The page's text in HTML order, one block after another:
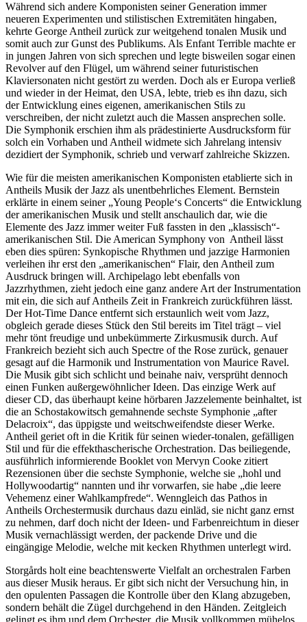
Während sich andere Komponisten seiner Generation immer
neueren Experimenten und stilistischen Extremitäten hingaben,
kehrte George Antheil zurück zur weitgehend tonalen Musik und
somit auch zur Gunst des Publikums. Als Enfant Terrible machte er
in jungen Jahren von sich sprechen und legte bisweilen sogar einen
Revolver auf den Flügel, um während seiner futuristischen
Klaviersonaten nicht gestört zu werden. Doch als er Europa verließ
und wieder in der Heimat, den USA, lebte, trieb es ihn dazu, sich
der Entwicklung eines eigenen, amerikanischen Stils zu
verschreiben, der nicht zuletzt auch die Massen ansprechen solle.
Die Symphonik erschien ihm als prädestinierte Ausdrucksform für
solch ein Vorhaben und Antheil widmete sich Jahrelang intensiv
dezidiert der Symphonik, schrieb und verwarf zahlreiche Skizzen.
Wie für die meisten amerikanischen Komponisten etablierte sich in
Antheils Musik der Jazz als unentbehrliches Element. Bernstein
erklärte in einem seiner „Young People‘s Concerts“ die Entwicklung
der amerikanischen Musik und stellt anschaulich dar, wie die
Elemente des Jazz immer weiter Fuß fassten in den „klassisch“-
amerikanischen Stil. Die American Symphony von Antheil lässt
eben dies spüren: Synkopische Rhythmen und jazzige Harmonien
verleihen ihr erst den „amerikanischen“ Flair, den Antheil zum
Ausdruck bringen will. Archipelago lebt ebenfalls von
Jazzrhythmen, zieht jedoch eine ganz andere Art der Instrumentation
mit ein, die sich auf Antheils Zeit in Frankreich zurückführen lässt.
Der Hot-Time Dance entfernt sich erstaunlich weit vom Jazz,
obgleich gerade dieses Stück den Stil bereits im Titel trägt – viel
mehr tönt freudige und unbekümmerte Zirkusmusik durch. Auf
Frankreich bezieht sich auch Spectre of the Rose zurück, genauer
gesagt auf die Harmonik und Instrumentation von Maurice Ravel.
Die Musik gibt sich schlicht und beinahe naiv, versprüht dennoch
einen Funken außergewöhnlicher Ideen. Das einzige Werk auf
dieser CD, das überhaupt keine hörbaren Jazzelemente beinhaltet, ist
die an Schostakowitsch gemahnende sechste Symphonie „after
Delacroix“, das üppigste und weitschweifendste dieser Werke.
Antheil geriet oft in die Kritik für seinen wieder-tonalen, gefälligen
Stil und für die effekthascherische Orchestration. Das beiliegende,
ausführlich informierende Booklet von Mervyn Cooke zitiert
Rezensionen über die sechste Symphonie, welche sie „hohl und
Hollywoodartig“ nannten und ihr vorwarfen, sie habe „die leere
Vehemenz einer Wahlkampfrede“. Wenngleich das Pathos in
Antheils Orchestermusik durchaus dazu einläd, sie nicht ganz ernst
zu nehmen, darf doch nicht der Ideen- und Farbenreichtum in dieser
Musik vernachlässigt werden, der packende Drive und die
eingängige Melodie, welche mit kecken Rhythmen unterlegt wird.
Storgårds holt eine beachtenswerte Vielfalt an orchestralen Farben
aus dieser Musik heraus. Er gibt sich nicht der Versuchung hin, in
den opulenten Passagen die Kontrolle über den Klang abzugeben,
sondern behält die Zügel durchgehend in den Händen. Zeitgleich